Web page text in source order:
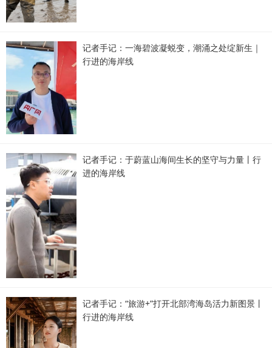
记者手记：一海碧波凝蜕变，潮涌之处绽新生｜
行进的海岸线
记者手记：于蔚蓝山海间生长的坚守与力量丨行
进的海岸线
记者手记：“旅游+”打开北部湾海岛活力新图景丨
行进的海岸线